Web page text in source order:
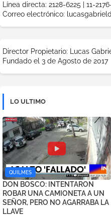
Línea directa: 2128-6225 | 11-
Correo electrónico:
Director Propietario: Lucas
Fundado el 3 de Agosto de 2017
LO ULTIMO
QUILMES
DON BOSCO: INTENTARON
ROBAR UNA CAMIONETA A UN
SEÑOR, PERO NO AGARRABA LA
LLAVE